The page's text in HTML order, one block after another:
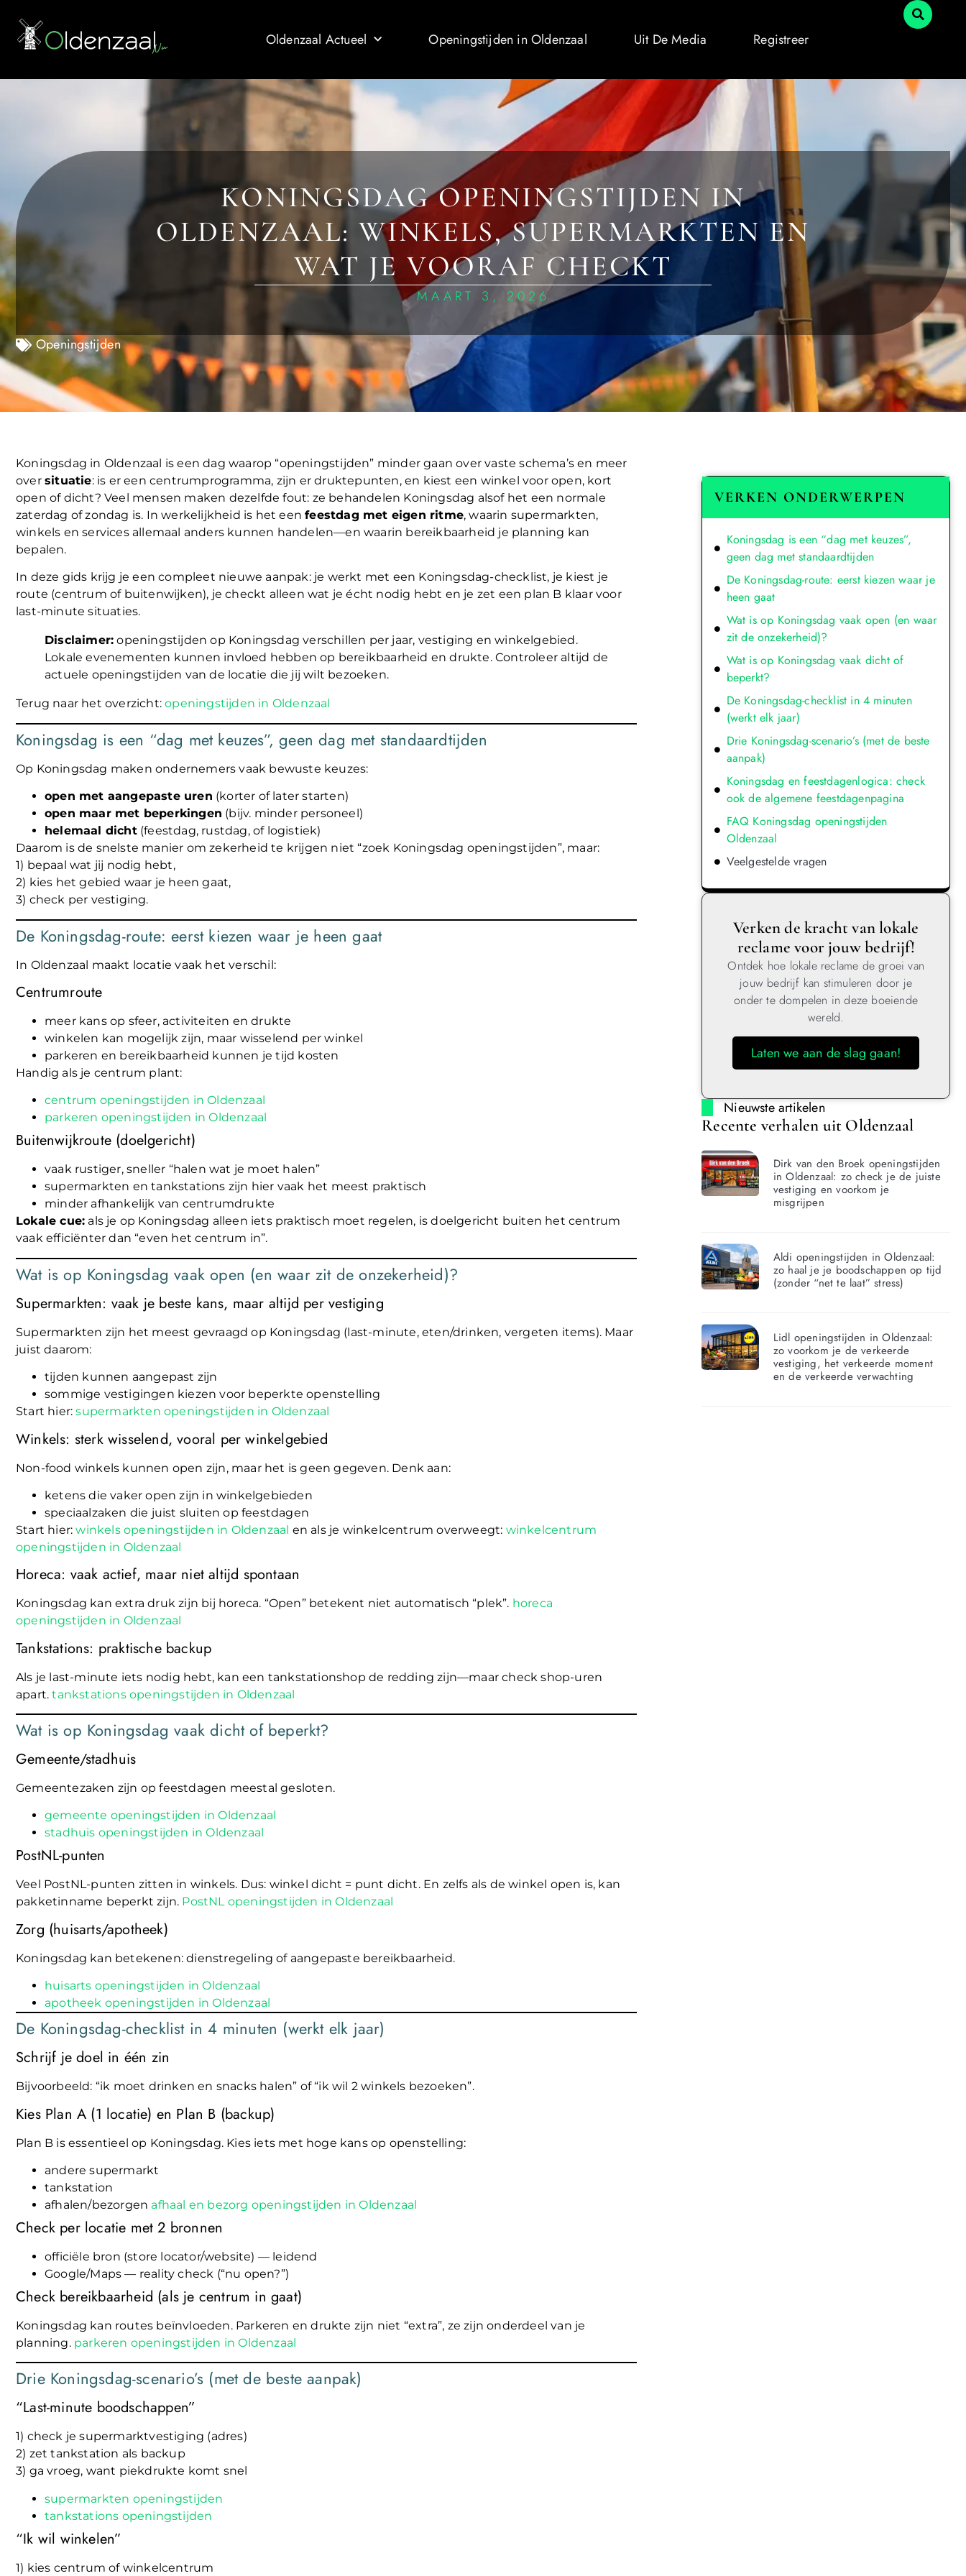
Oldenzaal Actueel Openingstijden in Oldenzaal Uit De Media Registreer
KONINGSDAG OPENINGSTIJDEN IN
OLDENZAAL: WINKELS, SUPERMARKTEN EN
WAT JE VOORAF CHECKT
MAART 3, 2026
Openingstijden
Koningsdag in Oldenzaal is een dag waarop “openingstijden” minder gaan over vaste schema’s en meer
over situatie: is er een centrumprogramma, zijn er druktepunten, en kiest een winkel voor open, kort
open of dicht? Veel mensen maken dezelfde fout: ze behandelen Koningsdag alsof het een normale
zaterdag of zondag is. In werkelijkheid is het eenfeestdag met eigen ritme, waarin supermarkten,
winkels en services allemaal anders kunnen handelen—en waarin bereikbaarheid je planning kan
bepalen.
In deze gids krijg je een compleet nieuwe aanpak: je werkt met een Koningsdag-checklist, je kiest je
route (centrum of buitenwijken), je checkt alleen wat je écht nodig hebt en je zet een plan B klaar voor
last-minute situaties.
Disclaimer: openingstijden op Koningsdag verschillen per jaar, vestiging en winkelgebied.
Lokale evenementen kunnen invloed hebben op bereikbaarheid en drukte. Controleer altijd de
actuele openingstijden van de locatie die jij wilt bezoeken.
Terug naar het overzicht:openingstijden in Oldenzaal
Koningsdag is een “dag met keuzes”, geen dag met standaardtijden
Op Koningsdag maken ondernemers vaak bewuste keuzes:
open met aangepaste uren (korter of later starten)
open maar met beperkingen (bijv. minder personeel)
helemaal dicht(feestdag, rustdag, of logistiek)
Daarom is de snelste manier om zekerheid te krijgen niet “zoek Koningsdag openingstijden”, maar:
1) bepaal wat jij nodig hebt,
2) kies het gebied waar je heen gaat,
3) check per vestiging.
De Koningsdag-route: eerst kiezen waar je heen gaat
In Oldenzaal maakt locatie vaak het verschil:
Centrumroute
meer kans op sfeer, activiteiten en drukte
winkelen kan mogelijk zijn, maar wisselend per winkel
parkeren en bereikbaarheid kunnen je tijd kosten
Handig als je centrum plant:
centrum openingstijden in Oldenzaal
parkeren openingstijden in Oldenzaal
Buitenwijkroute (doelgericht)
vaak rustiger, sneller “halen wat je moet halen”
supermarkten en tankstations zijn hier vaak het meest praktisch
minder afhankelijk van centrumdrukte
Lokale cue: als je op Koningsdag alleen iets praktisch moet regelen, is doelgericht buiten het centrum
vaak efficiënter dan “even het centrum in”.
Wat is op Koningsdag vaak open (en waar zit de onzekerheid)?
Supermarkten: vaak je beste kans, maar altijd per vestiging
Supermarkten zijn het meest gevraagd op Koningsdag (last-minute, eten/drinken, vergeten items). Maar
juist daarom:
tijden kunnen aangepast zijn
sommige vestigingen kiezen voor beperkte openstelling
Start hier:supermarkten openingstijden in Oldenzaal
Winkels: sterk wisselend, vooral per winkelgebied
Non-food winkels kunnen open zijn, maar het is geen gegeven. Denk aan:
ketens die vaker open zijn in winkelgebieden
speciaalzaken die juist sluiten op feestdagen
Start hier:winkels openingstijden in Oldenzaal en als je winkelcentrum overweegt: winkelcentrum
openingstijden in Oldenzaal
Horeca: vaak actief, maar niet altijd spontaan
Koningsdag kan extra druk zijn bij horeca. “Open” betekent niet automatisch “plek”. horeca
openingstijden in Oldenzaal
Tankstations: praktische backup
Als je last-minute iets nodig hebt, kan een tankstationshop de redding zijn—maar check shop-uren
apart.tankstations openingstijden in Oldenzaal
Wat is op Koningsdag vaak dicht of beperkt?
Gemeente/stadhuis
Gemeentezaken zijn op feestdagen meestal gesloten.
gemeente openingstijden in Oldenzaal
stadhuis openingstijden in Oldenzaal
PostNL-punten
Veel PostNL-punten zitten in winkels. Dus: winkel dicht = punt dicht. En zelfs als de winkel open is, kan
pakketinname beperkt zijn. PostNL openingstijden in Oldenzaal
Zorg (huisarts/apotheek)
Koningsdag kan betekenen: dienstregeling of aangepaste bereikbaarheid.
huisarts openingstijden in Oldenzaal
apotheek openingstijden in Oldenzaal
De Koningsdag-checklist in 4 minuten (werkt elk jaar)
Schrijf je doel in één zin
Bijvoorbeeld: “ik moet drinken en snacks halen” of “ik wil 2 winkels bezoeken”.
Kies Plan A (1 locatie) en Plan B (backup)
Plan B is essentieel op Koningsdag. Kies iets met hoge kans op openstelling:
andere supermarkt
tankstation
afhalen/bezorgen afhaal en bezorg openingstijden in Oldenzaal
Check per locatie met 2 bronnen
officiële bron (store locator/website) — leidend
Google/Maps — reality check (“nu open?”)
Check bereikbaarheid (als je centrum in gaat)
Koningsdag kan routes beïnvloeden. Parkeren en drukte zijn niet “extra”, ze zijn onderdeel van je
planning. parkeren openingstijden in Oldenzaal
Drie Koningsdag-scenario’s (met de beste aanpak)
“Last-minute boodschappen”
1) check je supermarktvestiging (adres)
2) zet tankstation als backup
3) ga vroeg, want piekdrukte komt snel
supermarkten openingstijden
tankstations openingstijden
“Ik wil winkelen”
1) kies centrum of winkelcentrum
VERKEN ONDERWERPEN
Koningsdag is een “dag met keuzes”,
geen dag met standaardtijden
De Koningsdag-route: eerst kiezen waar je
heen gaat
Wat is op Koningsdag vaak open (en waar
zit de onzekerheid)?
Wat is op Koningsdag vaak dicht of
beperkt?
De Koningsdag-checklist in 4 minuten
(werkt elk jaar)
Drie Koningsdag-scenario’s (met de beste
aanpak)
Koningsdag en feestdagenlogica: check
ook de algemene feestdagenpagina
FAQ Koningsdag openingstijden
Oldenzaal
Veelgestelde vragen
Verken de kracht van lokale
reclame voor jouw bedrijf!
Ontdek hoe lokale reclame de groei van
jouw bedrijf kan stimuleren door je
onder te dompelen in deze boeiende
wereld.
Laten we aan de slag gaan!
Nieuwste artikelen
Recente verhalen uit Oldenzaal
Dirk van den Broek openingstijden
in Oldenzaal: zo check je de juiste
vestiging en voorkom je
misgrijpen
Aldi openingstijden in Oldenzaal:
zo haal je je boodschappen op tijd
(zonder “net te laat” stress)
Lidl openingstijden in Oldenzaal:
zo voorkom je de verkeerde
vestiging, het verkeerde moment
en de verkeerde verwachting